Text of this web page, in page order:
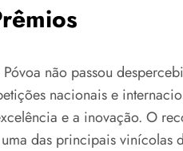
não passou
nacionais e
e a inovação. O
das principais